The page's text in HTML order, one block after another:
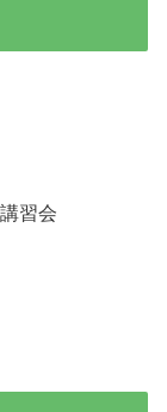
習会